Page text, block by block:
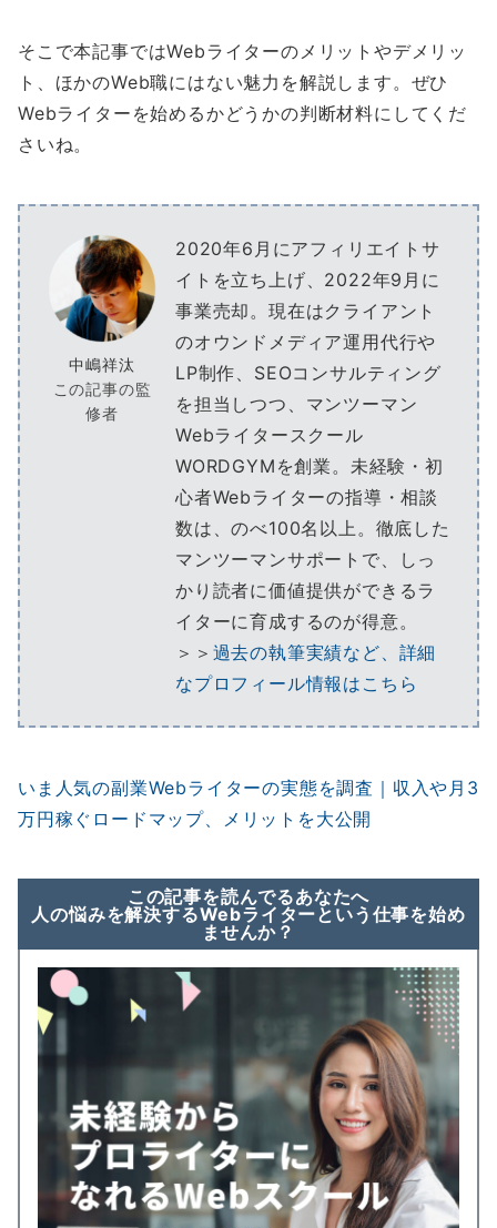
そこで本記事ではWebライターのメリットやデメリッ
ト、ほかのWeb職にはない魅力を解説します。ぜひ
Webライターを始めるかどうかの判断材料にしてくだ
さいね。
中嶋祥汰
この記事の監
修者
2020年6月にアフィリエイトサ
イトを立ち上げ、2022年9月に
事業売却。現在はクライアント
のオウンドメディア運用代行や
LP制作、SEOコンサルティング
を担当しつつ、マンツーマン
Webライタースクール
WORDGYMを創業。未経験・初
心者Webライターの指導・相談
数は、のべ100名以上。徹底した
マンツーマンサポートで、しっ
かり読者に価値提供ができるラ
イターに育成するのが得意。
＞＞ 過去の執筆実績など、詳細
なプロフィール情報はこちら
いま人気の副業Webライターの実態を調査｜収入や月3
万円稼ぐロードマップ、メリットを大公開
この記事を読んでるあなたへ
人の悩みを解決するWebライターという仕事を始め
ませんか？